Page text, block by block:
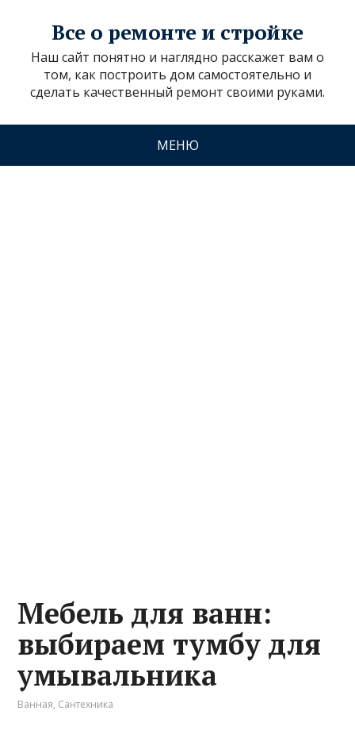
Все о ремонте и стройке
Наш сайт понятно и наглядно расскажет вам о
том, как построить дом самостоятельно и
сделать качественный ремонт своими руками.
МЕНЮ
Мебель для ванн:
выбираем тумбу для
умывальника
Ванная, Сантехника